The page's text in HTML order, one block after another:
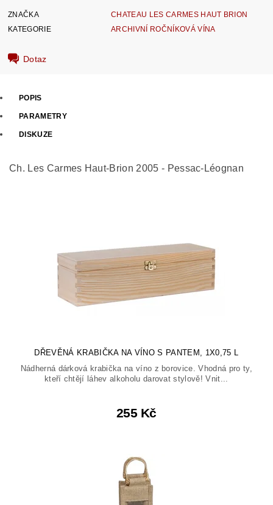
ZNAČKA
CHATEAU LES CARMES HAUT BRION
KATEGORIE
ARCHIVNÍ ROČNÍKOVÁ VÍNA
Dotaz
POPIS
PARAMETRY
DISKUZE
Ch. Les Carmes Haut-Brion 2005 - Pessac-Léognan
DŘEVĚNÁ KRABIČKA NA VÍNO S PANTEM, 1X0,75 L
Nádherná dárková krabička na víno z borovice. Vhodná pro ty,
kteří chtějí láhev alkoholu darovat stylově! Vnit...
255 Kč